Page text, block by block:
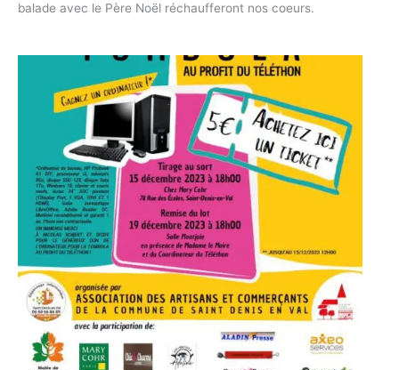
balade avec le Père Noël réchaufferont nos coeurs.